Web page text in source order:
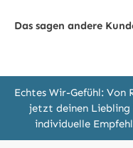
Das sagen andere
Echtes Wir-Gefühl: Von
jetzt deinen Liebling
individuelle